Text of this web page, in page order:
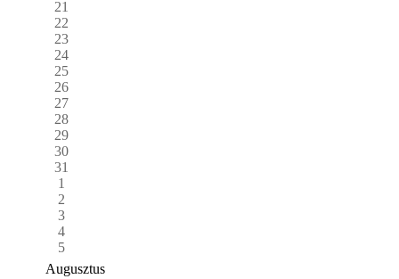
21
22
23
24
25
26
27
28
29
30
31
1
2
3
4
5
Augusztus